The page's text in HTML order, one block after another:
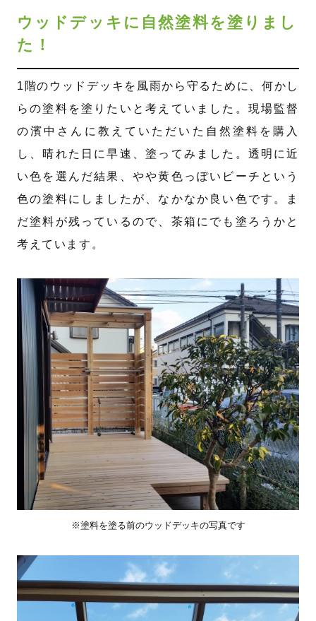
ウッドデッキに自然塗料を塗りまし
た！
1階のウッドデッキを風雨から守るために、何かし
らの塗料を塗りたいと考えていました。現場監督
の濱中さんに教えていただいた自然塗料を購入
し、晴れた日に早速、塗ってみました。透明に近
い色を選んだ結果、やや黄色っぽいビーチという
色の塗料にしましたが、なかなか良い色です。ま
だ塗料が残っているので、茶箱にでも塗ろうかと
考えています。
※塗料を塗る前のウッドデッキの写真です